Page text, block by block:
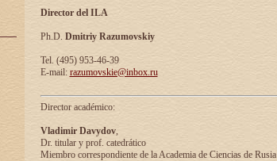
Director del ILA
Ph.D. Dmitriy Razumovskiy
Tel. (495) 953-46-39
E-mail: razumovskie@inbox.ru
Director académico:
Vladimir Davydov,
Dr. titular y prof. catedrático
Miembro correspondiente de la Academia de Ciencias de Rusia